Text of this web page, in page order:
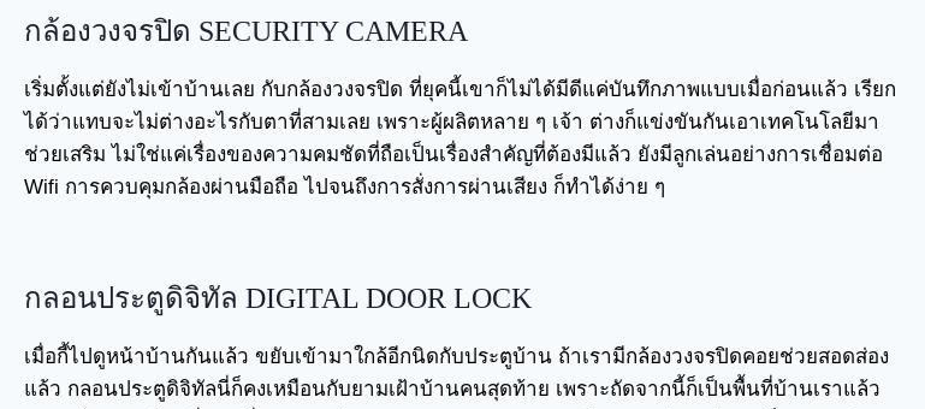
กล้องวงจรปิด SECURITY CAMERA
เริ่มตั้งแต่ยังไม่เข้าบ้านเลย กับกล้องวงจรปิด ที่ยุคนี้เขาก็ไม่ได้มีดีแค่บันทึกภาพแบบเมื่อก่อนแล้ว เรียก
ได้ว่าแทบจะไม่ต่างอะไรกับตาที่สามเลย เพราะผู้ผลิตหลาย ๆ เจ้า ต่างก็แข่งขันกันเอาเทคโนโลยีมา
ช่วยเสริม ไม่ใช่แค่เรื่องของความคมชัดที่ถือเป็นเรื่องสำคัญที่ต้องมีแล้ว ยังมีลูกเล่นอย่างการเชื่อมต่อ
Wifi การควบคุมกล้องผ่านมือถือ ไปจนถึงการสั่งการผ่านเสียง ก็ทำได้ง่าย ๆ
กลอนประตูดิจิทัล DIGITAL DOOR LOCK
เมื่อกี้ไปดูหน้าบ้านกันแล้ว ขยับเข้ามาใกล้อีกนิดกับประตูบ้าน ถ้าเรามีกล้องวงจรปิดคอยช่วยสอดส่อง
แล้ว กลอนประตูดิจิทัลนี่ก็คงเหมือนกับยามเฝ้าบ้านคนสุดท้าย เพราะถัดจากนี้ก็เป็นพื้นที่บ้านเราแล้ว